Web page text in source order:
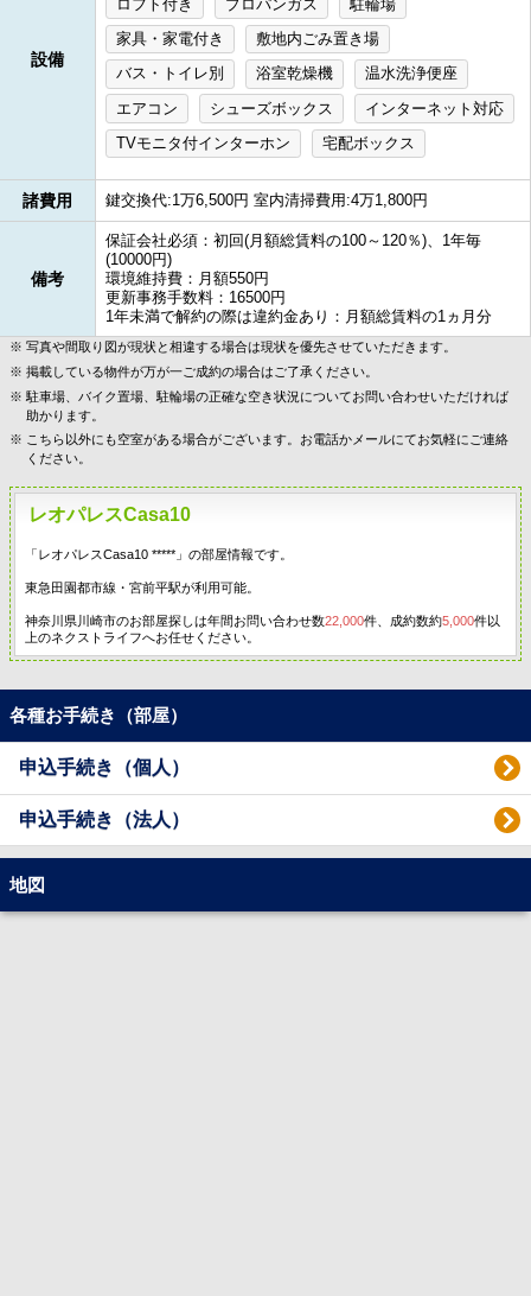
設備
ロフト付き プロパンガス
駐輪場
家具・家電付き
敷地内ごみ置き場
バス・トイレ別
浴室乾燥機
温水洗浄便座
エアコン
シューズボックス
インターネット対応
TVモニタ付インターホン
宅配ボックス
諸費用 鍵交換代:1万6,500円 室内清掃費用:4万1,800円
備考
保証会社必須：初回(月額総賃料の100～120％)、1年毎
(10000円)
環境維持費：月額550円
更新事務手数料：16500円
1年未満で解約の際は違約金あり：月額総賃料の1ヵ月分
写真や間取り図が現状と相違する場合は現状を優先させていただきます。
掲載している物件が万が一ご成約の場合はご了承ください。
駐車場、バイク置場、駐輪場の正確な空き状況についてお問い合わせいただければ
助かります。
こちら以外にも空室がある場合がございます。お電話かメールにてお気軽にご連絡
ください。
レオパレスCasa10
「レオパレスCasa10 *****」の部屋情報です。
東急田園都市線・宮前平駅が利用可能。
神奈川県川崎市のお部屋探しは年間お問い合わせ数22,000件、成約数約5,000件以
上のネクストライフへお任せください。
各種お手続き（部屋）
申込手続き（個人）
申込手続き（法人）
地図